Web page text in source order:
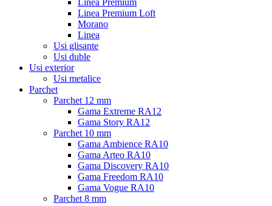
Linea Premium
Linea Premium Loft
Morano
Linea
Usi glisante
Usi duble
Usi exterior
Usi metalice
Parchet
Parchet 12 mm
Gama Extreme RA12
Gama Story RA12
Parchet 10 mm
Gama Ambience RA10
Gama Arteo RA10
Gama Discovery RA10
Gama Freedom RA10
Gama Vogue RA10
Parchet 8 mm